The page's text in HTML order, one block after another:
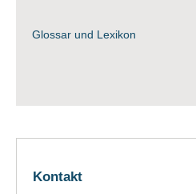
Glossar und Lexikon
Kontakt